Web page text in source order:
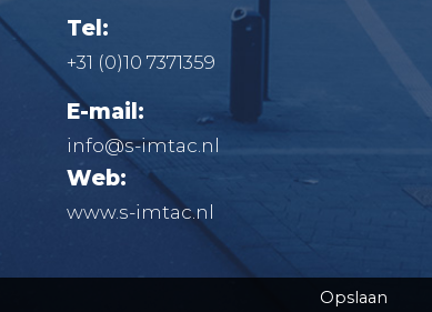
Tel:
+31 (0)10 7371359
E-mail:
info@s-imtac.nl
Web:
www.s-imtac.nl